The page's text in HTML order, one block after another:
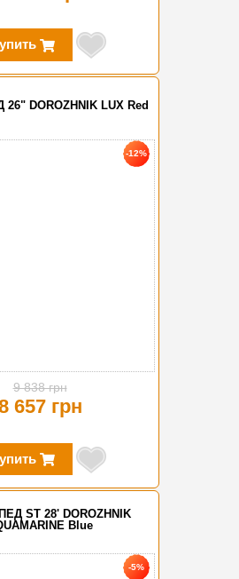
DOROZHNIK LUX Red
-12%
9 838 грн
657 грн
ST 28' DOROZHNIK
Blue
-5%